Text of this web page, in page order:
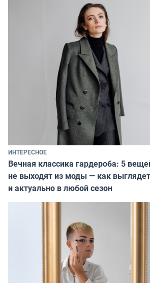
ИНТЕРЕСНОЕ
Вечная классика гардероба: 5
не выходят из моды — как
и актуально в любой сезон